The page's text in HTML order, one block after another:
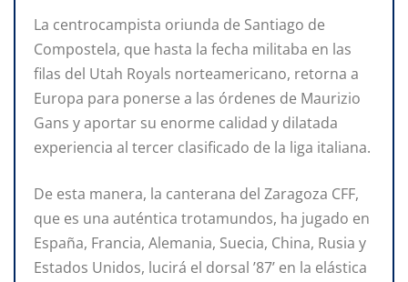
La centrocampista oriunda de Santiago de
Compostela, que hasta la fecha militaba en las
filas del Utah Royals norteamericano, retorna a
Europa para ponerse a las órdenes de Maurizio
Gans y aportar su enorme calidad y dilatada
experiencia al tercer clasificado de la liga italiana.
De esta manera, la canterana del Zaragoza CFF,
que es una auténtica trotamundos, ha jugado en
España, Francia, Alemania, Suecia, China, Rusia y
Estados Unidos, lucirá el dorsal ’87’ en la elástica